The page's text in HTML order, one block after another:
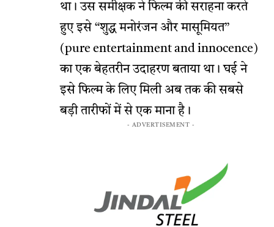
था। उस समीक्षक ने फिल्म की सराहना करते
हुए इसे “शुद्ध मनोरंजन और मासूमियत”
(pure entertainment and innocence)
का एक बेहतरीन उदाहरण बताया था। घई ने
इसे फिल्म के लिए मिली अब तक की सबसे
बड़ी तारीफों में से एक माना है।
- ADVERTISEMENT -